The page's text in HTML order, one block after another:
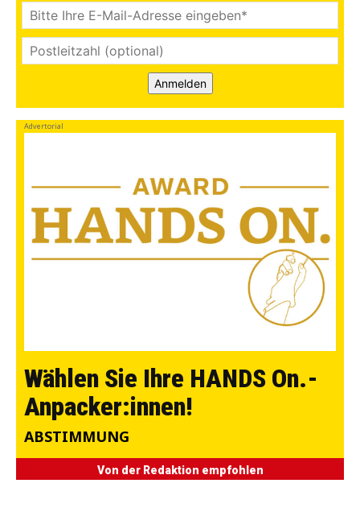
Anmelden
Advertorial
Wählen Sie Ihre HANDS On.-
Anpacker:innen!
ABSTIMMUNG
Von der Redaktion empfohlen